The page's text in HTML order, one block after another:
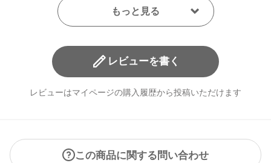
レビューを書く
レビューはマイページの購入履歴から投稿いただけます
この商品に関する問い合わせ